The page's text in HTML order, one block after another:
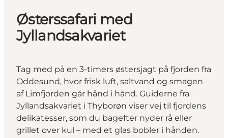
Østerssafari med
Jyllandsakvariet
Tag med på en 3-timers østersjagt på fjorden fra
Oddesund, hvor frisk luft, saltvand og smagen
af Limfjorden går hånd i hånd. Guiderne fra
Jyllandsakvariet i Thyborøn viser vej til fjordens
delikatesser, som du bagefter nyder rå eller
grillet over kul – med et glas bobler i hånden.